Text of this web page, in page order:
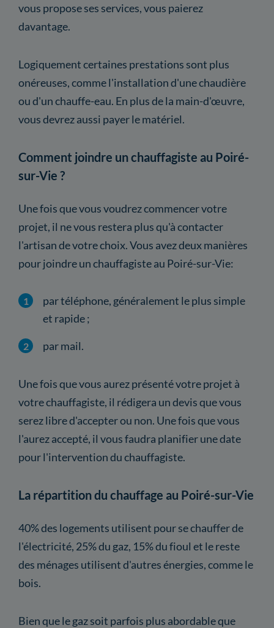
vous propose ses services, vous paierez
davantage.
Logiquement certaines prestations sont plus
onéreuses, comme l'installation d'une chaudière
ou d'un chauffe-eau. En plus de la main-d'œuvre,
vous devrez aussi payer le matériel.
Comment joindre un chauffagiste au Poiré-
sur-Vie ?
Une fois que vous voudrez commencer votre
projet, il ne vous restera plus qu'à contacter
l'artisan de votre choix. Vous avez deux manières
pour joindre un chauffagiste au Poiré-sur-Vie:
par téléphone, généralement le plus simple
et rapide ;
par mail.
Une fois que vous aurez présenté votre projet à
votre chauffagiste, il rédigera un devis que vous
serez libre d'accepter ou non. Une fois que vous
l'aurez accepté, il vous faudra planifier une date
pour l'intervention du chauffagiste.
La répartition du chauffage au Poiré-sur-Vie
40% des logements utilisent pour se chauffer de
l'électricité, 25% du gaz, 15% du fioul et le reste
des ménages utilisent d'autres énergies, comme le
bois.
Bien que le gaz soit parfois plus abordable que